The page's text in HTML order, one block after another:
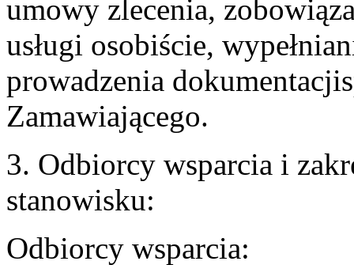
umowy zlecenia,
usługi osobiście,
prowadzenia
Zamawiającego.
3. Odbiorcy wsparcia i
stanowisku:
Odbiorcy wsparcia: